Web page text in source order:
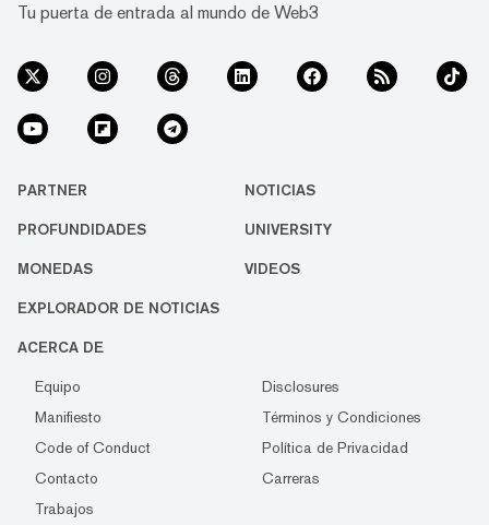
Tu puerta de entrada al mundo de Web3
PARTNER NOTICIAS
PROFUNDIDADES UNIVERSITY
MONEDAS VIDEOS
EXPLORADOR DE NOTICIAS
ACERCA DE
Equipo
Disclosures
Manifiesto
Términos y Condiciones
Code of Conduct
Política de Privacidad
Contacto
Carreras
Trabajos